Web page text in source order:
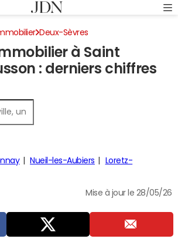
Deux-Sèvres
à Saint
: derniers chiffres
Nueil-les-Aubiers
Loretz-
Mise à jour le 28/05/26